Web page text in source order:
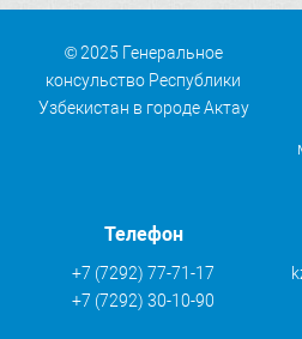
© 2025 Генеральное
консульство Республики
Узбекистан в городе Актау
Телефон
+7 (7292) 77-71-17
+7 (7292) 30-10-90